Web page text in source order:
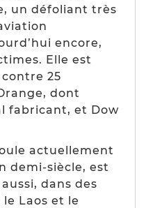
un défoliant très
encore,
Elle est
25
dont
fabricant, et Dow
actuellement
demi-siècle, est
dans des
Laos et le